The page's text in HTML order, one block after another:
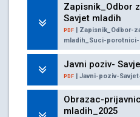
Zapisnik_Odbor
Savjet mladih
PDF | Zapisnik_Odbor-
mladih_Suci-porotnici-
Javni poziv-
PDF | Javni-poziv-
Obrazac-
mladih_2025